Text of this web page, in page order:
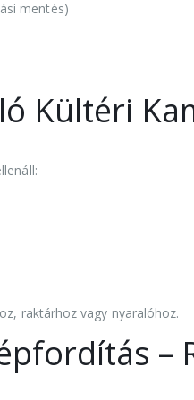
mentés)
Kültéri
raktárhoz vagy nyaralóhoz.
–